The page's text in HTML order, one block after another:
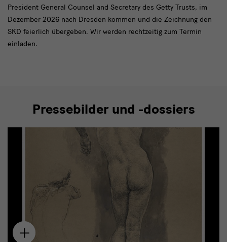
President General Counsel and Secretary des Getty Trusts, im
Dezember 2026 nach Dresden kommen und die Zeichnung den
SKD feierlich übergeben. Wir werden rechtzeitig zum Termin
einladen.
Pressebilder und -dossiers
Zum